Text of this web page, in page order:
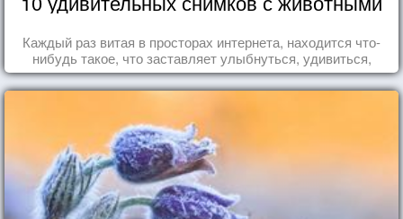
Каждый раз витая в просторах интернета, находится что-
нибудь такое, что заставляет улыбнуться, удивиться,
восхититься...